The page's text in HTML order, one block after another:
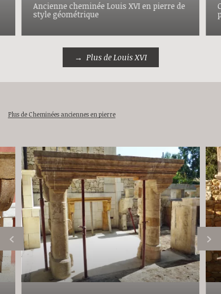
Ancienne cheminée Louis XVI en pierre de
style géométrique
Plus de Louis XVI
Plus de Cheminées anciennes en pierre